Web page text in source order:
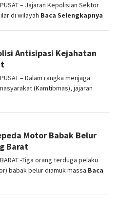
PUSAT – Jajaran Kepolisian Sektor
di wilayah Baca Selengkapnya
Antisipasi Kejahatan
PUSAT – Dalam rangka menjaga
(Kamtibmas), jajaran
Motor Babak Belur
Barat
BARAT -Tiga orang terduga pelaku
babak belur diamuk massa Baca